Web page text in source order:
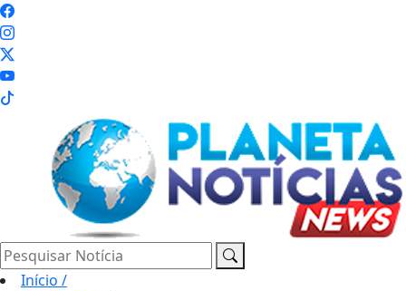
Pesquisar Notícia
Início /